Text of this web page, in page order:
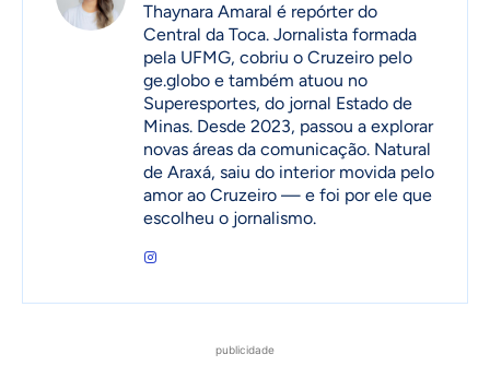
Thaynara Amaral é repórter do
Central da Toca. Jornalista formada
pela UFMG, cobriu o Cruzeiro pelo
ge.globo e também atuou no
Superesportes, do jornal Estado de
Minas. Desde 2023, passou a explorar
novas áreas da comunicação. Natural
de Araxá, saiu do interior movida pelo
amor ao Cruzeiro — e foi por ele que
escolheu o jornalismo.
publicidade